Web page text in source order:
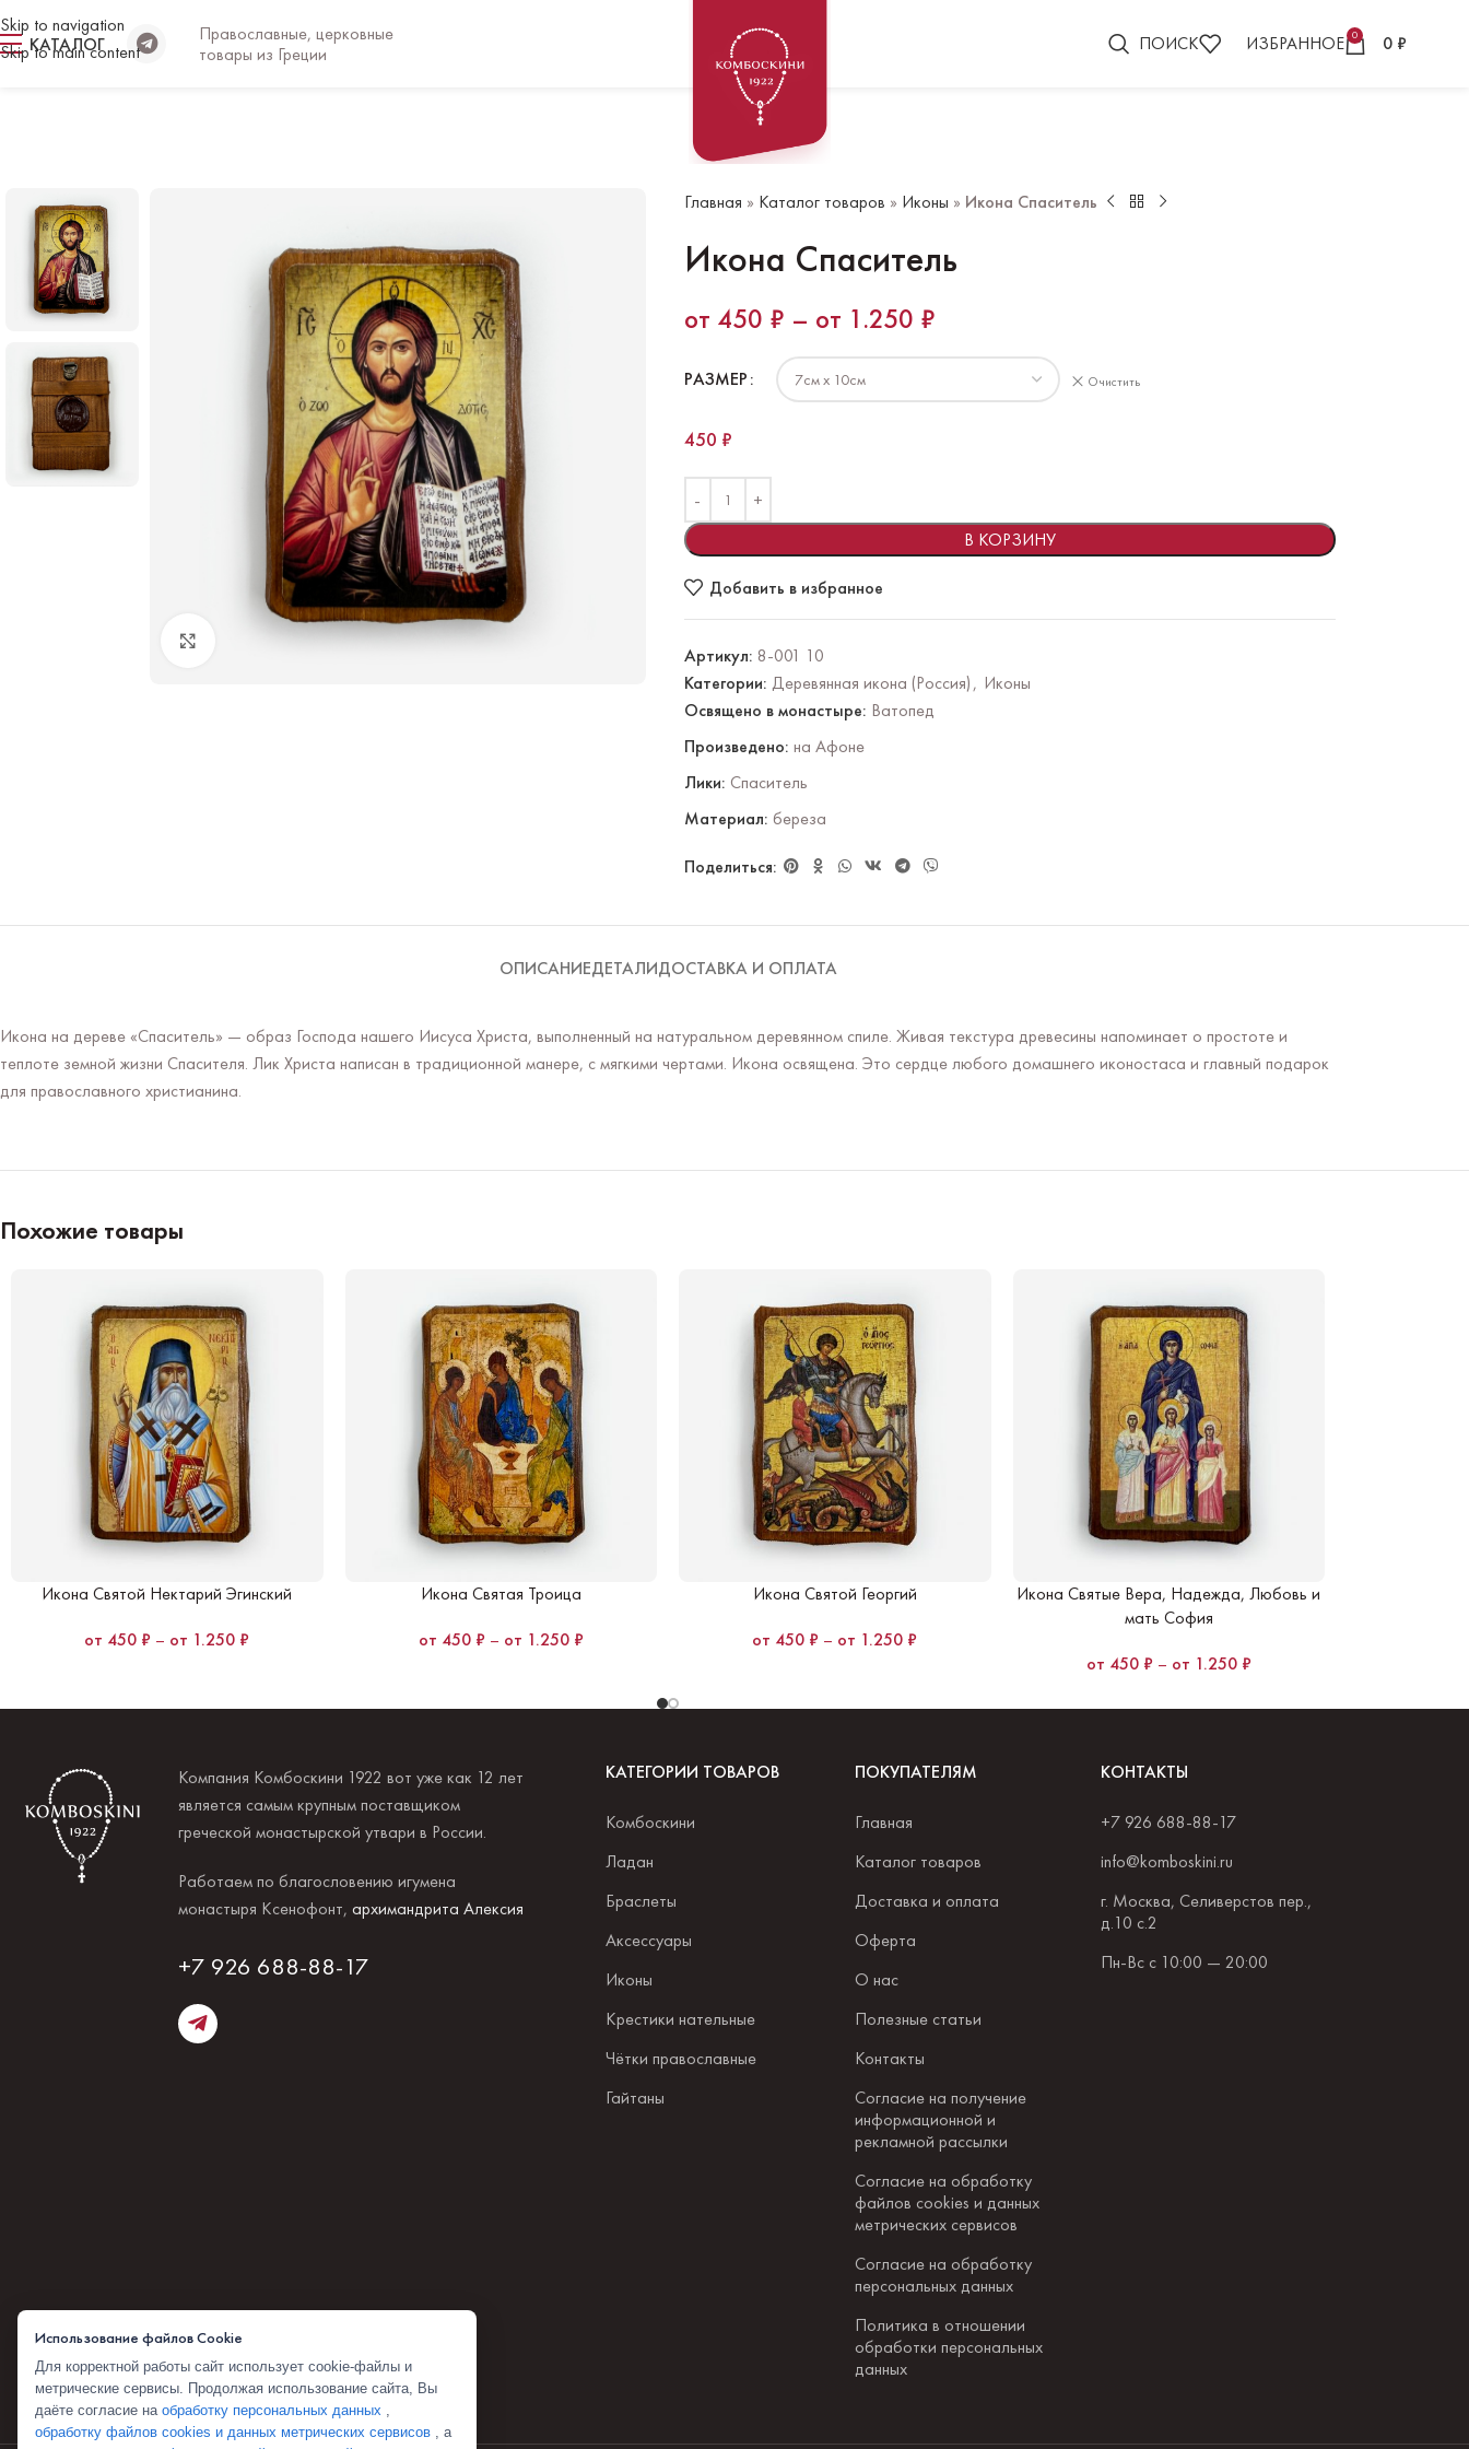
Skip to navigation
Skip to main content
КАТАЛОГ
Православные, церковные
товары из Греции
ПОИСК ИЗБРАННОЕ 0 0 ₽
Нажмите чтобы увеличить
Главная » Каталог товаров » Иконы » Икона Спаситель
Икона Спаситель
450 ₽ – 1.250 ₽
РАЗМЕР Очистить
450 ₽
В КОРЗИНУ
Добавить в избранное
Артикул: 8-001 10
Категории: Деревянная икона (Россия), Иконы
Освящено в монастыре: Ватопед
Произведено: на Афоне
Лики: Спаситель
Материал: береза
Поделиться:
ОПИСАНИЕДЕТАЛИДОСТАВКА И ОПЛАТА
Икона на дереве «Спаситель» — образ Господа нашего Иисуса Христа, выполненный на натуральном деревянном спиле. Живая текстура древесины напоминает о простоте и
теплоте земной жизни Спасителя. Лик Христа написан в традиционной манере, с мягкими чертами. Икона освящена. Это сердце любого домашнего иконостаса и главный подарок
для православного христианина.
Похожие товары
Икона Святой Нектарий Эгинский
450 ₽ – 1.250 ₽
Икона Святая Троица
450 ₽ – 1.250 ₽
Икона Святой Георгий
450 ₽ – 1.250 ₽
Икона Святые Вера, Надежда, Любовь и
мать София
450 ₽ – 1.250 ₽
Компания Комбоскини 1922 вот уже как 12 лет
является самым крупным поставщиком
греческой монастырской утвари в России.
Работаем по благословению игумена
монастыря Ксенофонт, архимандрита Алексия
+7 926 688-88-17
КАТЕГОРИИ ТОВАРОВ
Комбоскини
Ладан
Браслеты
Аксессуары
Иконы
Крестики нательные
Чётки православные
Гайтаны
ПОКУПАТЕЛЯМ
Главная
Каталог товаров
Доставка и оплата
Оферта
О нас
Полезные статьи
Контакты
Согласие на получение
информационной и
рекламной рассылки
Согласие на обработку
файлов cookies и данных
метрических сервисов
Согласие на обработку
персональных данных
Политика в отношении
обработки персональных
данных
КОНТАКТЫ
+7 926 688-88-17
info@komboskini.ru
г. Москва, Селиверстов пер.,
д.10 с.2
Пн-Вс с 10:00 — 20:00
Использование файлов Cookie
Для корректной работы сайт использует cookie-файлы и
метрические сервисы. Продолжая использование сайта, Вы
даёте согласие на обработку персональных данных ,
обработку файлов cookies и данных метрических сервисов , а